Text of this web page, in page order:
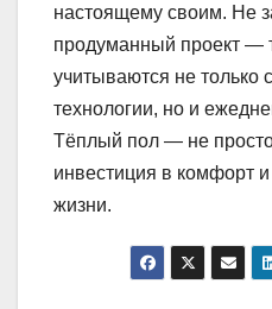
настоящему своим. Не
продуманный проект —
учитываются не только
технологии, но и
Тёплый пол — не
инвестиция в комфорт
жизни.